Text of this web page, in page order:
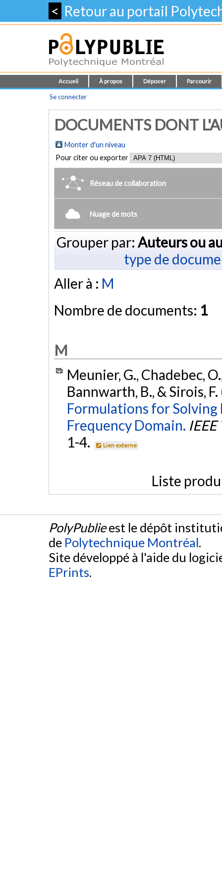
< Retour au portail
Accueil À propos Déposer Parcourir
Se connecter
DOCUMENTS DONT
Monter d'un niveau
Pour citer ou exporter
Réseau de collaboration
Nuage de mots
Grouper par: Auteurs ou
type de
Aller à : M
Nombre de documents: 1
M
Meunier, G., Chadebec,
Bannwarth, B., & Sirois,
Formulations for
Frequency Domain.
1-4.
Lien externe
Liste
PolyPublieest le dépôt
de Polytechnique Montréal.
Site développé à l'aide du
EPrints.